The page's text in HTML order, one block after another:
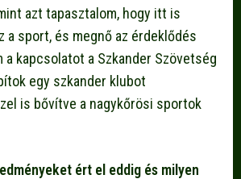
azt tapasztalom, hogy itt is
a sport, és megnő az érdeklődés
a kapcsolatot a Szkander Szövetség
egy szkander klubot
is bővítve a nagykőrösi sportok
ért el eddig és milyen